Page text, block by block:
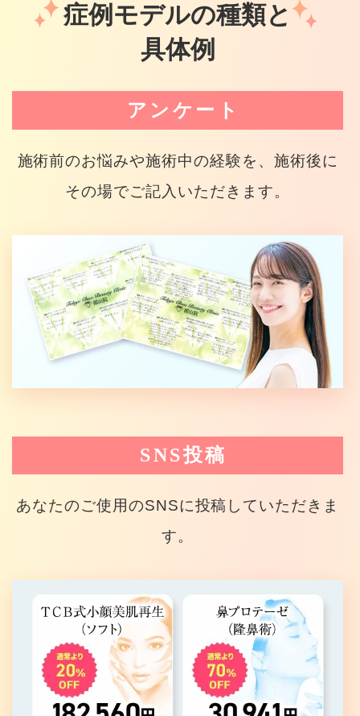
症例モデルの種類と
具体例
アンケート
施術前のお悩みや施術中の経験を、施術後に
その場でご記入いただきます。
SNS投稿
あなたのご使用のSNSに投稿していただきま
す。